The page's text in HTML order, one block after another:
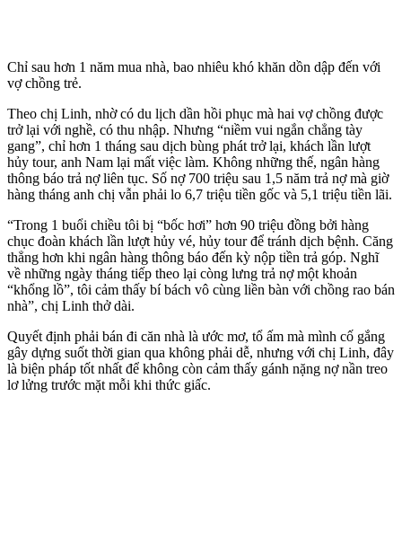
Chỉ sau hơn 1 năm mua nhà, bao nhiêu khó khăn dồn dập đến với
vợ chồng trẻ.
Theo chị Linh, nhờ có du lịch dần hồi phục mà hai vợ chồng được
trở lại với nghề, có thu nhập. Nhưng “niềm vui ngắn chẳng tày
gang”, chỉ hơn 1 tháng sau dịch bùng phát trở lại, khách lần lượt
hủy tour, anh Nam lại mất việc làm. Không những thế, ngân hàng
thông báo trả nợ liên tục. Số nợ 700 triệu sau 1,5 năm trả nợ mà giờ
hàng tháng anh chị vẫn phải lo 6,7 triệu tiền gốc và 5,1 triệu tiền lãi.
“Trong 1 buổi chiều tôi bị “bốc hơi” hơn 90 triệu đồng bởi hàng
chục đoàn khách lần lượt hủy vé, hủy tour để tránh dịch bệnh. Căng
thẳng hơn khi ngân hàng thông báo đến kỳ nộp tiền trả góp. Nghĩ
về những ngày tháng tiếp theo lại còng lưng trả nợ một khoản
“khổng lồ”, tôi cảm thấy bí bách vô cùng liền bàn với chồng rao bán
nhà”, chị Linh thở dài.
Quyết định phải bán đi căn nhà là ước mơ, tổ ấm mà mình cố gắng
gây dựng suốt thời gian qua không phải dễ, nhưng với chị Linh, đây
là biện pháp tốt nhất để không còn cảm thấy gánh nặng nợ nần treo
lơ lửng trước mặt mỗi khi thức giấc.